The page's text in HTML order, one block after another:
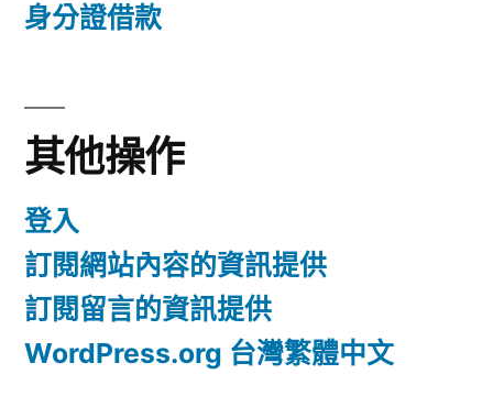
身分證借款
其他操作
登入
訂閱網站內容的資訊提供
訂閱留言的資訊提供
WordPress.org 台灣繁體中文